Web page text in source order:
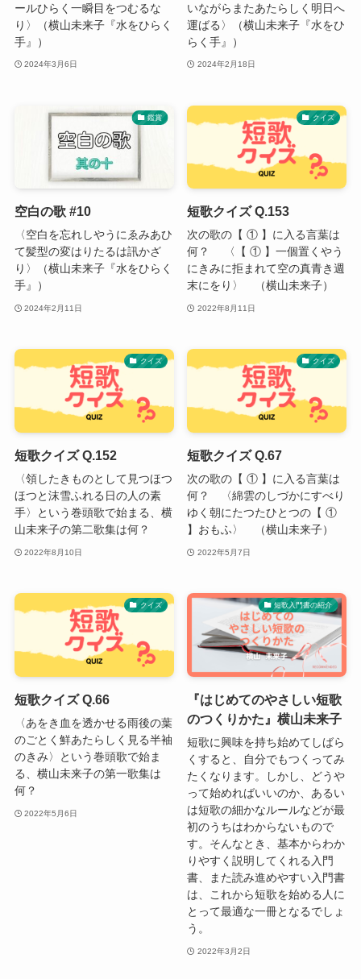
ールひらく一瞬目をつむるな
り〉（横山未来子『水をひらく
手』）
2024年3月6日
いながらまたあたらしく明日へ
運ばる〉（横山未来子『水をひ
らく手』）
2024年2月18日
鑑賞
空白の歌 #10
〈空白を忘れしやうにゑみあひ
て髪型の変はりたるは訊かざ
り〉（横山未来子『水をひらく
手』）
2024年2月11日
クイズ
短歌クイズ Q.153
次の歌の【 ① 】に入る言葉は
何？ 〈【 ① 】一個置くやう
にきみに拒まれて空の真青き週
末にをり〉 （横山未来子）
2022年8月11日
クイズ
短歌クイズ Q.152
〈領したきものとして見つほつ
ほつと沫雪ふれる日の人の素
手〉という巻頭歌で始まる、横
山未来子の第二歌集は何？
2022年8月10日
クイズ
短歌クイズ Q.67
次の歌の【 ① 】に入る言葉は
何？ 〈綿雲のしづかにすべり
ゆく朝にたつたひとつの【 ①
】おもふ〉 （横山未来子）
2022年5月7日
クイズ
短歌クイズ Q.66
〈あをき血を透かせる雨後の葉
のごとく鮮あたらしく見る半袖
のきみ〉という巻頭歌で始ま
る、横山未来子の第一歌集は
何？
2022年5月6日
短歌入門書の紹介
『はじめてのやさしい短歌
のつくりかた』横山未来子
短歌に興味を持ち始めてしばら
くすると、自分でもつくってみ
たくなります。しかし、どうや
って始めればいいのか、あるい
は短歌の細かなルールなどが最
初のうちはわからないもので
す。そんなとき、基本からわか
りやすく説明してくれる入門
書、また読み進めやすい入門書
は、これから短歌を始める人に
とって最適な一冊となるでしょ
う。
2022年3月2日